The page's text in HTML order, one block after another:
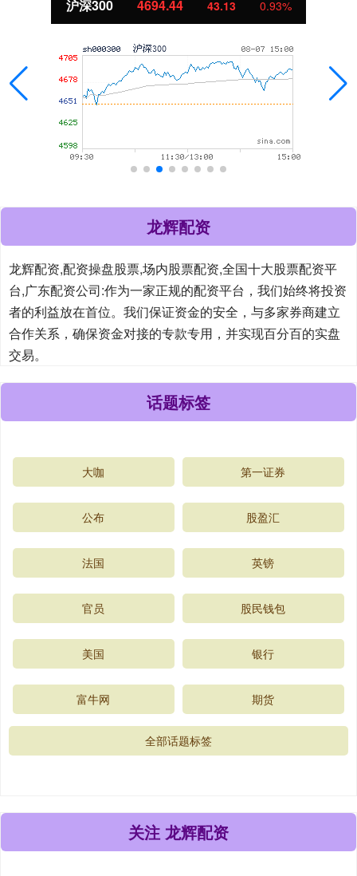
沪深300 4694.44 43.13 0.93%
龙辉配资
龙辉配资,配资操盘股票,场内股票配资,全国十大股票配资平
台,广东配资公司:作为一家正规的配资平台，我们始终将投资
者的利益放在首位。我们保证资金的安全，与多家券商建立
合作关系，确保资金对接的专款专用，并实现百分百的实盘
交易。
话题标签
大咖 第一证券
公布 股盈汇
法国 英镑
官员 股民钱包
美国 银行
富牛网 期货
全部话题标签
关注 龙辉配资